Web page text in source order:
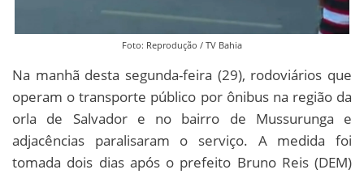
Foto: Reprodução / TV Bahia
Na manhã desta segunda-feira (29), rodoviários que
operam o transporte público por ônibus na região da
orla de Salvador e no bairro de Mussurunga e
adjacências paralisaram o serviço. A medida foi
tomada dois dias após o prefeito Bruno Reis (DEM)